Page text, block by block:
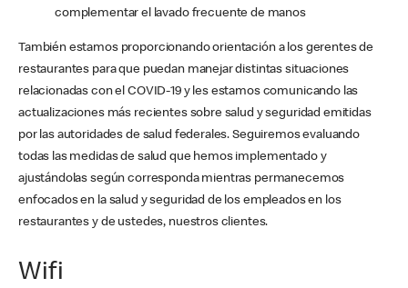
complementar el lavado frecuente de manos
También estamos proporcionando orientación a los gerentes de
restaurantes para que puedan manejar distintas situaciones
relacionadas con el COVID-19 y les estamos comunicando las
actualizaciones más recientes sobre salud y seguridad emitidas
por las autoridades de salud federales. Seguiremos evaluando
todas las medidas de salud que hemos implementado y
ajustándolas según corresponda mientras permanecemos
enfocados en la salud y seguridad de los empleados en los
restaurantes y de ustedes, nuestros clientes.
Wifi